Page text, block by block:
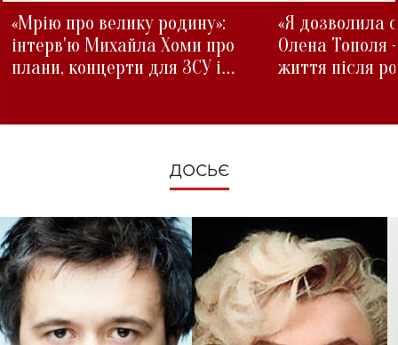
«Мрію про велику родину»:
інтерв'ю Михайла Хоми про
плани, концерти для ЗСУ і
«Я дозволила
Олена Тополя
життя після
ДОСЬЄ